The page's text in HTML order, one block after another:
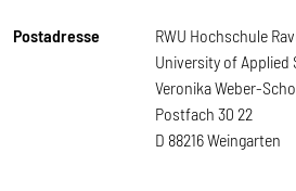
Postadresse
RWU Hochschule
University of Applied
Veronika Weber-
Postfach 30 22
D 88216 Weingarten